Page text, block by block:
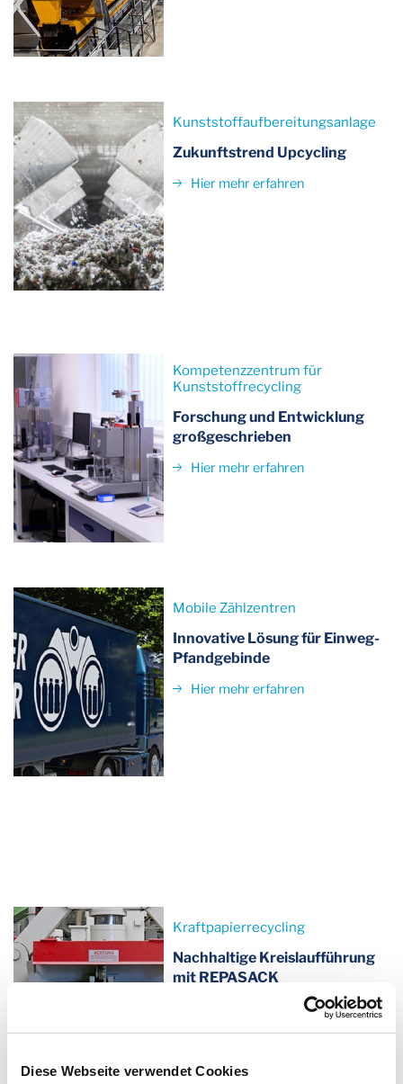
Diese Webseite verwendet Cookies
Kunststoffaufbereitungsanlage
Zukunftstrend Upcycling
Hier mehr erfahren
Kompetenzzentrum für
Kunststoffrecycling
Forschung und Entwicklung
großgeschrieben
Hier mehr erfahren
Mobile Zählzentren
Innovative Lösung für Einweg-
Pfandgebinde
Hier mehr erfahren
Kraftpapierrecycling
Nachhaltige Kreislaufführung
mit REPASACK
Hier mehr erfahren